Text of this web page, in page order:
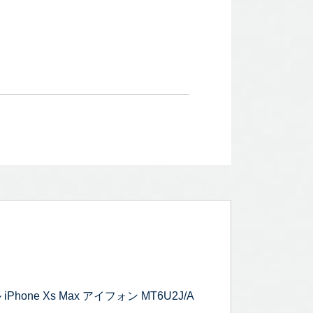
Xs Max アイフォン MT6U2J/A